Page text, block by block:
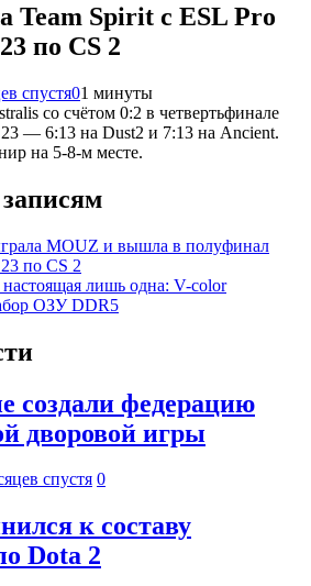
Team Spirit с ESL Pro
по CS 2
спустя01 минуты
со счётом 0:2 в четвертьфинале
23 — 6:13 на Dust2 и 7:13 на Ancient.
на 5-8-м месте.
MOUZ и вышла в полуфинал
по CS 2
лишь одна: V-color
ОЗУ DDR5
создали федерацию
дворовой игры
спустя 0
к составу
Dota 2